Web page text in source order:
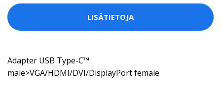
LISÄTIETOJA
Adapter USB Type-C™
male>VGA/HDMI/DVI/DisplayPort female